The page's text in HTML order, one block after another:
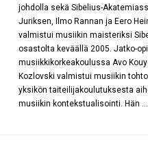
johdolla sekä Sibelius-
Juriksen, Ilmo Rannan ja Eero
valmistui musiikin maisteriksi
osastolta keväällä 2005. Jatko-
musiikkikorkeakoulussa Avo
Kozlovski valmistui musiikin
yksikön taiteilijakoulutuksesta
musiikin kontekstualisointi. Hän …